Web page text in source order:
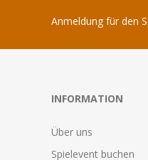
Anmeldung für den
INFORMATION
Über uns
Spielevent buchen